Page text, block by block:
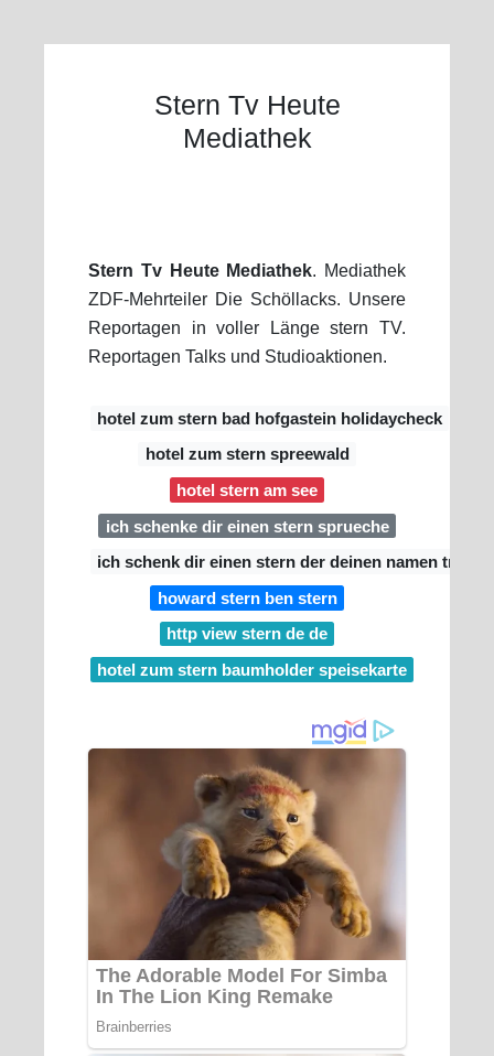
Stern Tv Heute
Mediathek
Stern Tv Heute Mediathek. Mediathek
ZDF-Mehrteiler Die Schöllacks. Unsere
Reportagen in voller Länge stern TV.
Reportagen Talks und Studioaktionen.
hotel zum stern bad hofgastein holidaycheck
hotel zum stern spreewald
hotel stern am see
ich schenke dir einen stern sprueche
ich schenk dir einen stern der deinen namen traegt
howard stern ben stern
http view stern de de
hotel zum stern baumholder speisekarte